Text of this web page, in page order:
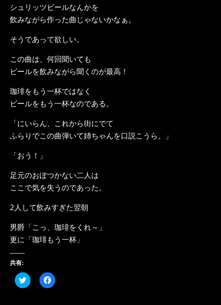
シュリッツビールなんかを
飲みながら作った曲じゃないかなぁ。
そうであって欲しい。
この曲は、何回聞いても
ビールを飲みながら聞くのが最高！
珈琲をもう一杯ではなく
ビールをもう一杯なのである。
「にいらん、これから街にでて
ふらりでこの曲弾いて姉ちゃんを口説こうら。」
「おう！」
足元のおぼつかない二人は
ここで気を失うのであった。
2人して飲みすぎた翌朝
男爵「こっ、珈琲をくれ～」
更に「珈琲もう一杯」
共有:
ク
リ
Facebook
で